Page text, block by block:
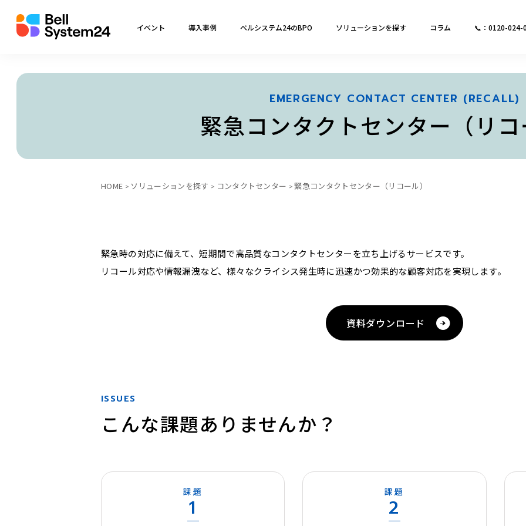
イベント 導入事例 ベルシステム24のBPO ソリューションを探す コラム 📞：0120-024-
EMERGENCY CONTACT CENTER (RECALL)
緊急コンタクトセンター（リ
HOME ソリューションを探す コンタクトセンター 緊急コンタクトセンター（リコール）
緊急時の対応に備えて、短期間で高品質なコンタクトセンターを立ち上げるサービスです。
リコール対応や情報漏洩など、様々なクライシス発生時に迅速かつ効果的な顧客対応を実現します。
資料ダウンロード
ISSUES
こんな課題ありませんか？
課題
1
課題
2